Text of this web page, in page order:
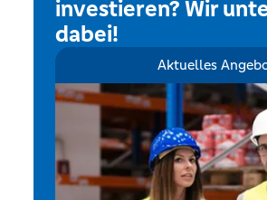
investieren? Wir
dabei!
Aktuelles